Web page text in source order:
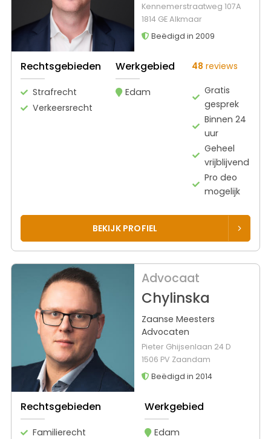
Kennemerstraatweg 107A
1814 GE Alkmaar
Beëdigd in 2009
Rechtsgebieden
Strafrecht
Verkeersrecht
Werkgebied
Edam
48 reviews
Gratis
gesprek
Binnen 24
uur
Geheel
vrijblijvend
Pro deo
mogelijk
BEKIJK PROFIEL
Advocaat
Chylinska
Zaanse Meesters
Advocaten
Pieter Ghijsenlaan 24 D
1506 PV Zaandam
Beëdigd in 2014
Rechtsgebieden
Familierecht
Werkgebied
Edam